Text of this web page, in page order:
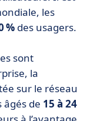
les
% des usagers.
sont
la
sur le réseau
âgés de 15 à 24